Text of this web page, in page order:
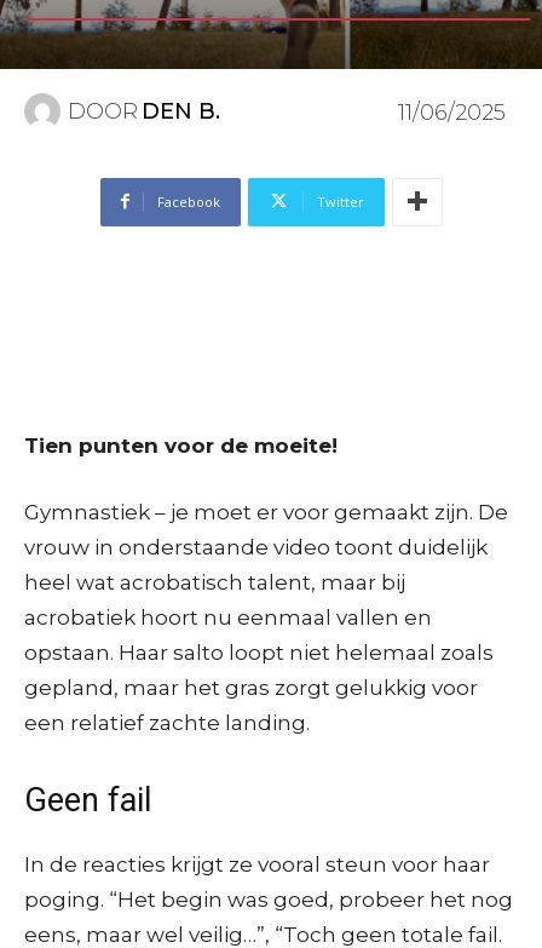
DOOR DEN B. 11/06/2025
Facebook Twitter
Tien punten voor de moeite!
Gymnastiek – je moet er voor gemaakt zijn. De
vrouw in onderstaande video toont duidelijk
heel wat acrobatisch talent, maar bij
acrobatiek hoort nu eenmaal vallen en
opstaan. Haar salto loopt niet helemaal zoals
gepland, maar het gras zorgt gelukkig voor
een relatief zachte landing.
Geen fail
In de reacties krijgt ze vooral steun voor haar
poging. “Het begin was goed, probeer het nog
eens, maar wel veilig…”, “Toch geen totale fail.